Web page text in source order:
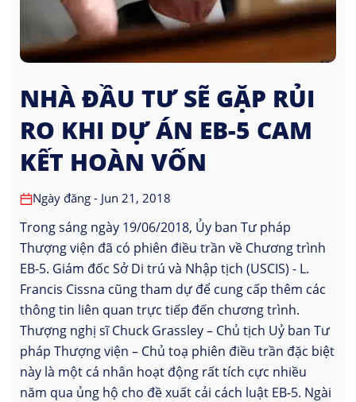
NHÀ ĐẦU TƯ SẼ GẶP RỦI
RO KHI DỰ ÁN EB-5 CAM
KẾT HOÀN VỐN
Ngày đăng - Jun 21, 2018
Trong sáng ngày 19/06/2018, Ủy ban Tư pháp
Thượng viện đã có phiên điều trần về Chương trình
EB-5. Giám đốc Sở Di trú và Nhập tịch (USCIS) - L.
Francis Cissna cũng tham dự để cung cấp thêm các
thông tin liên quan trực tiếp đến chương trình.
Thượng nghị sĩ Chuck Grassley – Chủ tịch Uỷ ban Tư
pháp Thượng viện – Chủ toạ phiên điều trần đặc biệt
này là một cá nhân hoạt động rất tích cực nhiều
năm qua ủng hộ cho đề xuất cải cách luật EB-5. Ngài